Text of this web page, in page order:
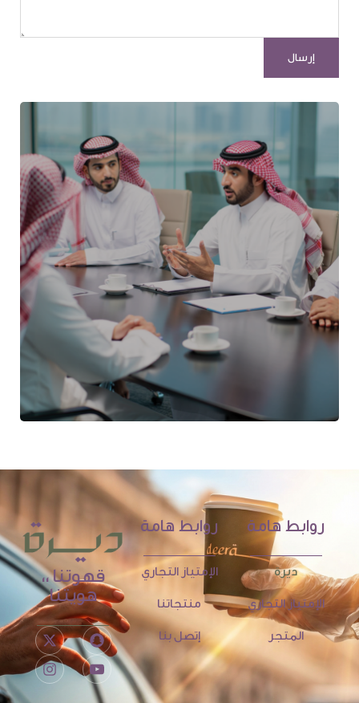
قهوتنا ،،
هويتنا
روابط هامة
ديرة
الإمتياز التجاري
المتجر
روابط هامة
الإمتياز التجاري
منتجاتنا
إتصل بنا